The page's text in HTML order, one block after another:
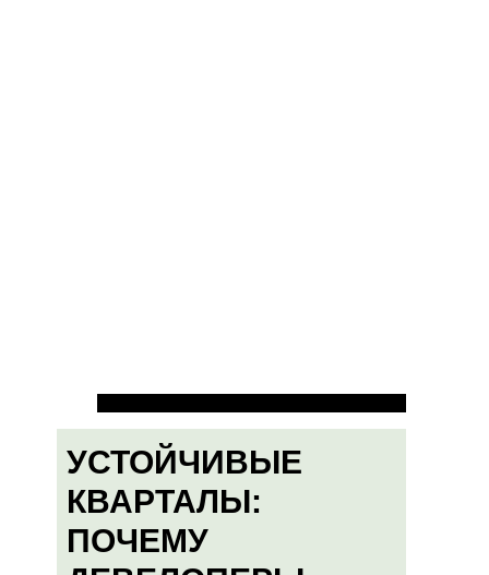
УСТОЙЧИВЫЕ
КВАРТАЛЫ:
ПОЧЕМУ